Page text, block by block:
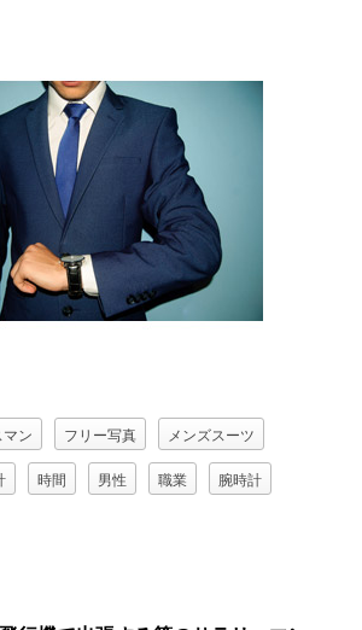
マン フリー写真 メンズスーツ
時間 男性 職業 腕時計